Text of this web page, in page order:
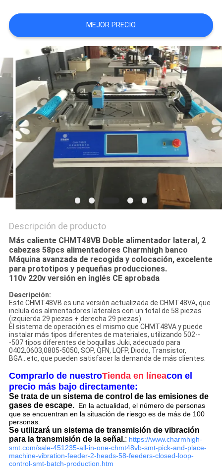
LINE
MAPA
DEL
SITIO
POLÍTICA
DE
PRIVACIDAD
MEJOR PRECIO
Descripción de producto
Más caliente CHMT48VB Doble alimentador lateral, 2
cabezas 58pcs alimentadores Charmhigh banco
Máquina avanzada de recogida y colocación, excelente
para prototipos y pequeñas producciones.
110v 220v versión en inglés CE aprobada
Descripción:
Este CHMT48VB es una versión actualizada de CHMT48VA, que
incluía dos alimentadores laterales con un total de 58 piezas
(izquierda 29 piezas + derecha 29 piezas).
El sistema de operación es el mismo que CHMT48VA y puede
instalar más tipos diferentes de materiales, utilizando 502--
-507 tipos diferentes de boquillas Juki, adecuado para
0402,0603,0805-5050, SOP, QFN, LQFP, Diodo, Transistor,
BGA...etc, que pueden satisfacer la demanda de más clientes.
Comprarlo de nuestroTienda en líneacon el
precio más bajo directamente:
Se trata de un sistema de control de las emisiones de
gases de escape. En la actualidad, el número de personas
que se encuentran en la situación de riesgo es de más de 100
personas.
Se utilizará un sistema de transmisión de vibración
para la transmisión de la señal.: https://www.charmhigh-
smt.com/sale-451235-all-in-one-chmt48vb-smt-pick-and-place-
machine-vibration-feeder-2-heads-58-feeders-closed-loop-
control-smt-batch-production.htm